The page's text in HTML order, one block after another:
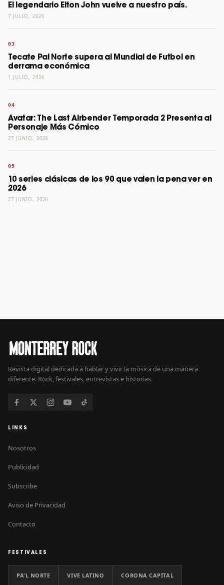
El legendario Elton John vuelve a nuestro país.
7 JULIO, 2026
Tecate Pal Norte supera al Mundial de Futbol en
derrama económica
1 JULIO, 2026
Avatar: The Last Airbender Temporada 2 Presenta al
Personaje Más Cómico
27 JUNIO, 2026
10 series clásicas de los 90 que valen la pena ver en
2026
27 JUNIO, 2026
Revista digital dedicada a hablar y vivir la música de una manera
diferente. Rock, festivales, entrevistas e historias.
LINKS
Nosotros
Publicidad
Subscribe
Aviso de Privacidad
Contacto
FESTIVALES
PA'L NORTE VIVE LATINO CORONA CAPITAL